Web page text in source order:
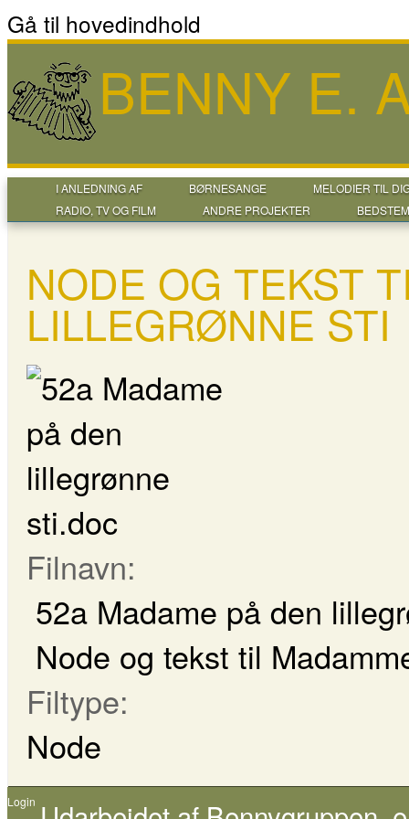
Gå til hovedindhold
BENNY E.
I ANLEDNING AF BØRNESANGE
MELODIER TIL
RADIO, TV OG FILM
ANDRE PROJEKTER
NODE OG TEKST
LILLEGRØNNE STI
Filnavn:
52a Madame på den
Node og tekst til
Filtype:
Node
Login